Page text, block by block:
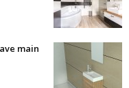
main